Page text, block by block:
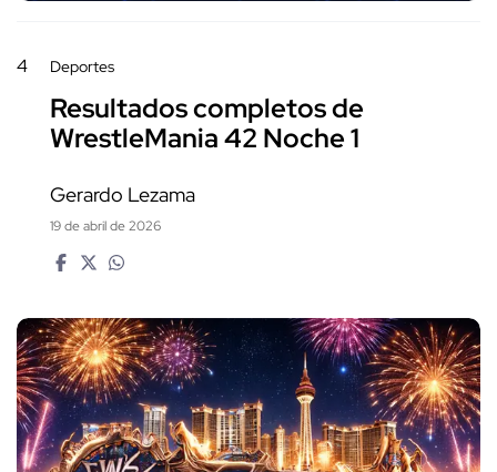
4 Deportes
Resultados completos de
WrestleMania 42 Noche 1
Gerardo Lezama
19 de abril de 2026